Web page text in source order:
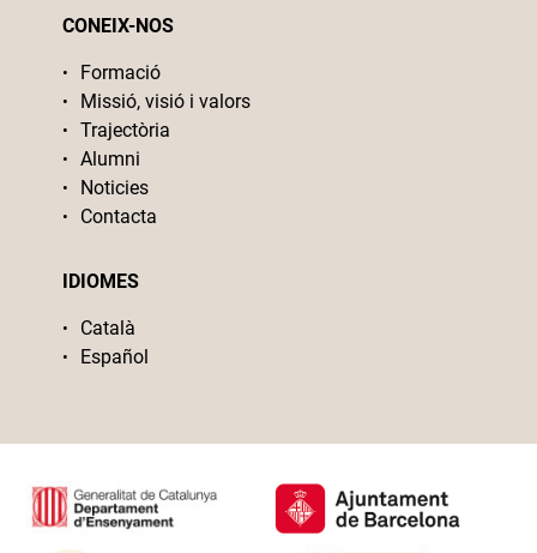
CONEIX-NOS
Formació
Missió, visió i valors
Trajectòria
Alumni
Noticies
Contacta
IDIOMES
Català
Español